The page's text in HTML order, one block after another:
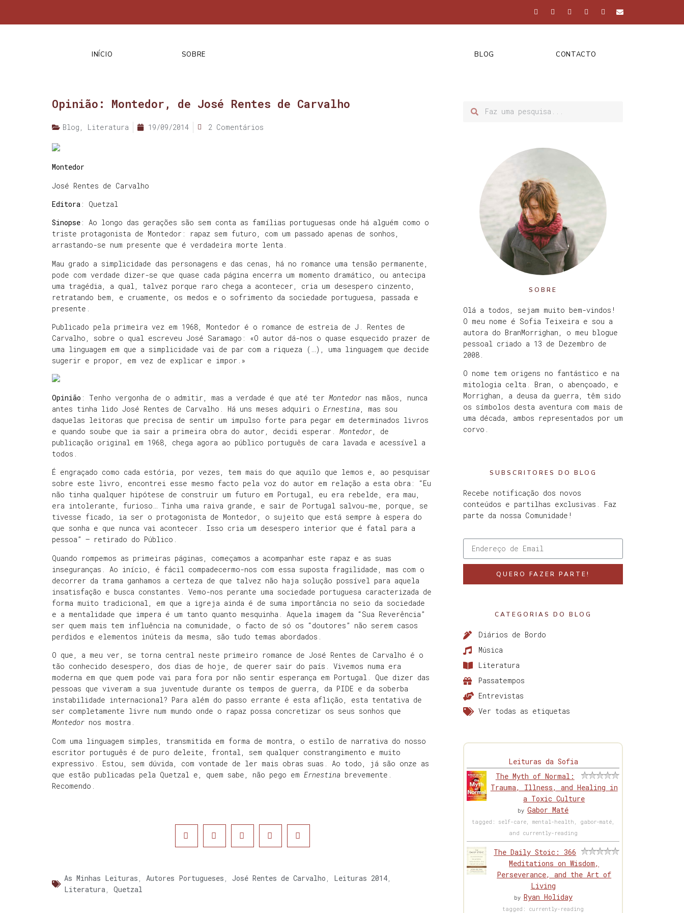
INÍCIO SOBRE BLOG CONTACTO
Opinião: Montedor, de José Rentes de Carvalho
Blog , Literatura 19/09/2014 2 Comentários
Montedor
José Rentes de Carvalho
Editora : Quetzal
Sinopse : Ao longo das gerações são sem conta as famílias portuguesas onde há alguém como o
triste protagonista de Montedor: rapaz sem futuro, com um passado apenas de sonhos,
arrastando-se num presente que é verdadeira morte lenta.
Mau grado a simplicidade das personagens e das cenas, há no romance uma tensão permanente,
pode com verdade dizer-se que quase cada página encerra um momento dramático, ou antecipa
uma tragédia, a qual, talvez porque raro chega a acontecer, cria um desespero cinzento,
retratando bem, e cruamente, os medos e o sofrimento da sociedade portuguesa, passada e
presente.
Publicado pela primeira vez em 1968, Montedor é o romance de estreia de J. Rentes de
Carvalho, sobre o qual escreveu José Saramago: «O autor dá-nos o quase esquecido prazer de
uma linguagem em que a simplicidade vai de par com a riqueza (…), uma linguagem que decide
sugerir e propor, em vez de explicar e impor.»
Opinião : Tenho vergonha de o admitir, mas a verdade é que até ter Montedor nas mãos, nunca
antes tinha lido José Rentes de Carvalho. Há uns meses adquiri o Ernestina , mas sou
daquelas leitoras que precisa de sentir um impulso forte para pegar em determinados livros
e quando soube que ia sair a primeira obra do autor, decidi esperar. Montedor, de
publicação original em 1968, chega agora ao público português de cara lavada e acessível a
todos.
É engraçado como cada estória, por vezes, tem mais do que aquilo que lemos e, ao pesquisar
sobre este livro, encontrei esse mesmo facto pela voz do autor em relação a esta obra: “Eu
não tinha qualquer hipótese de construir um futuro em Portugal, eu era rebelde, era mau,
era intolerante, furioso… Tinha uma raiva grande, e sair de Portugal salvou-me, porque, se
tivesse ficado, ia ser o protagonista de Montedor, o sujeito que está sempre à espera do
que sonha e que nunca vai acontecer. Isso cria um desespero interior que é fatal para a
pessoa” – retirado do Público.
Quando rompemos as primeiras páginas, começamos a acompanhar este rapaz e as suas
inseguranças. Ao início, é fácil compadecermo-nos com essa suposta fragilidade, mas com o
decorrer da trama ganhamos a certeza de que talvez não haja solução possível para aquela
insatisfação e busca constantes. Vemo-nos perante uma sociedade portuguesa caracterizada de
forma muito tradicional, em que a igreja ainda é de suma importância no seio da sociedade
e a mentalidade que impera é um tanto quanto mesquinha. Aquela imagem da “Sua Reverência”
ser quem mais tem influência na comunidade, o facto de só os “doutores” não serem casos
perdidos e elementos inúteis da mesma, são tudo temas abordados.
O que, a meu ver, se torna central neste primeiro romance de José Rentes de Carvalho é o
tão conhecido desespero, dos dias de hoje, de querer sair do país. Vivemos numa era
moderna em que quem pode vai para fora por não sentir esperança em Portugal. Que dizer das
pessoas que viveram a sua juventude durante os tempos de guerra, da PIDE e da soberba
instabilidade internacional? Para além do passo errante é esta aflição, esta tentativa de
ser completamente livre num mundo onde o rapaz possa concretizar os seus sonhos que
Montedor nos mostra.
Com uma linguagem simples, transmitida em forma de montra, o estilo de narrativa do nosso
escritor português é de puro deleite, frontal, sem qualquer constrangimento e muito
expressivo. Estou, sem dúvida, com vontade de ler mais obras suas. Ao todo, já são onze as
que estão publicadas pela Quetzal e, quem sabe, não pego em Ernestina brevemente.
Recomendo.
As Minhas Leituras , Autores Portugueses , José Rentes de Carvalho , Leituras 2014,
Literatura, Quetzal
SOBRE
Olá a todos, sejam muito bem-vindos!
O meu nome é Sofia Teixeira e sou a
autora do BranMorrighan, o meu blogue
pessoal criado a 13 de Dezembro de
2008.
O nome tem origens no fantástico e na
mitologia celta. Bran, o abençoado, e
Morrighan, a deusa da guerra, têm sido
os símbolos desta aventura com mais de
uma década, ambos representados por um
corvo.
SUBSCRITORES DO BLOG
Recebe notificação dos novos
conteúdos e partilhas exclusivas. Faz
parte da nossa Comunidade!
QUERO FAZER PARTE!
CATEGORIAS DO BLOG
Diários de Bordo
Música
Literatura
Passatempos
Entrevistas
Ver todas as etiquetas
Leituras da Sofia
The Myth of Normal:
Trauma, Illness, and Healing in
a Toxic Culture
byGabor Maté
tagged: self-care, mental-health, gabor-maté,
and currently-reading
The Daily Stoic: 366
Meditations on Wisdom,
Perseverance, and the Art of
Living
by Ryan Holiday
tagged: currently-reading